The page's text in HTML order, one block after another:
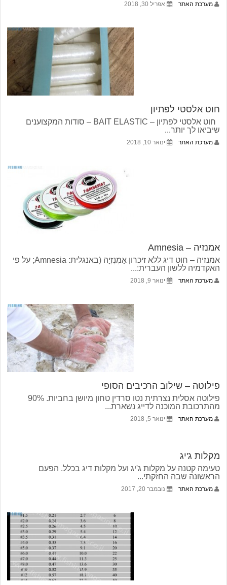
מערכת האתר אפריל 30, 2018
חוט אלסטי לפתיון
חוט אלסטי לפתיון – BAIT ELASTIC – סודות המקצוענים
שיביאו לך יותר...
מערכת האתר ינואר 10, 2018
אמנזיה – Amnesia
אמנזיה – חוט דיג ללא זיכרון אַמְנֶזְיָה (באנגלית: Amnesia; על פי
האקדמיה ללשון העברית:...
מערכת האתר ינואר 9, 2018
פילוטה – שילוב הרכיבים הסופי
פילוטה אסלית נצרתית נטו סרדין טחון מיושן בחביות. 90%
מהתרכובת המוכנה לדייג נשארת...
מערכת האתר ינואר 5, 2018
מקלות ג'יג
טעימה קטנה על מקלות ג'יג ועל מקלות דיג בכלל. הפעם
הראשונה שבה החזקתי...
מערכת האתר נובמבר 20, 2017